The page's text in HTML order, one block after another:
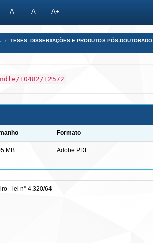
A- A A+
TESES, DISSERTAÇÕES E PRODUTOS PÓS-DOUTORADO
10482/12572
Formato
MB Adobe PDF
- lei n° 4.320/64